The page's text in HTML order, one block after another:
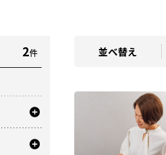
2件 並べ替え